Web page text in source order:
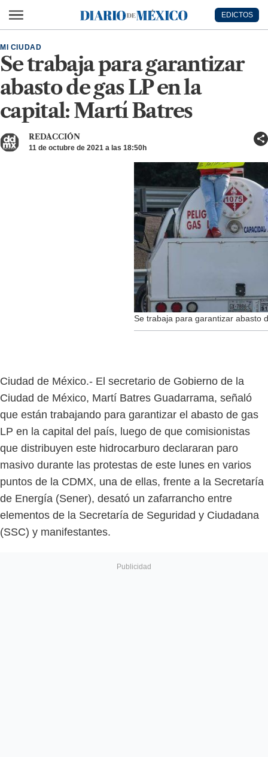
Diario de México
EDICTOS
Se trabaja para garantizar
abasto de gas LP en la
capital: Martí Batres
MI CIUDAD
REDACCIÓN
11 de octubre de 2021 a las 18:50h
Se trabaja para garantizar abasto
Ciudad de México.- El secretario de Gobierno de la
Ciudad de México, Martí Batres Guadarrama, señaló
que están trabajando para garantizar el abasto de gas
LP en la capital del país, luego de que comisionistas
que distribuyen este hidrocarburo declararan paro
masivo durante las protestas de este lunes en varios
puntos de la CDMX, una de ellas, frente a la Secretaría
de Energía (Sener), desató un zafarrancho entre
elementos de la Secretaría de Seguridad y Ciudadana
(SSC) y manifestantes.